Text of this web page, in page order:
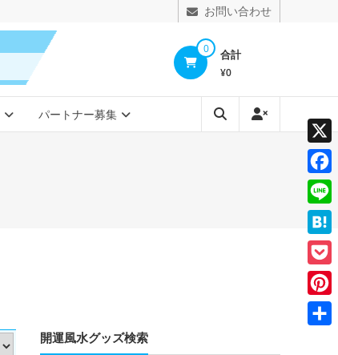
お問い合わせ
0 合計
¥0
パートナー募集
開運風水グッズ検索
X
Line